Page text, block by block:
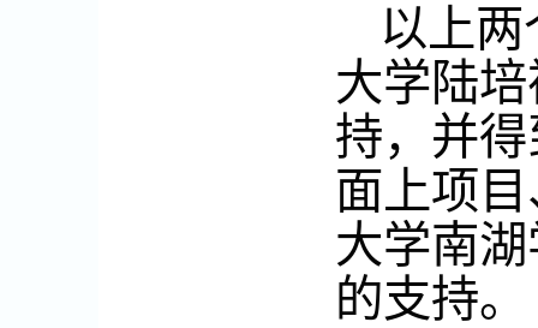
以上
大学陆
持，并
面上项
大学南
的支持。